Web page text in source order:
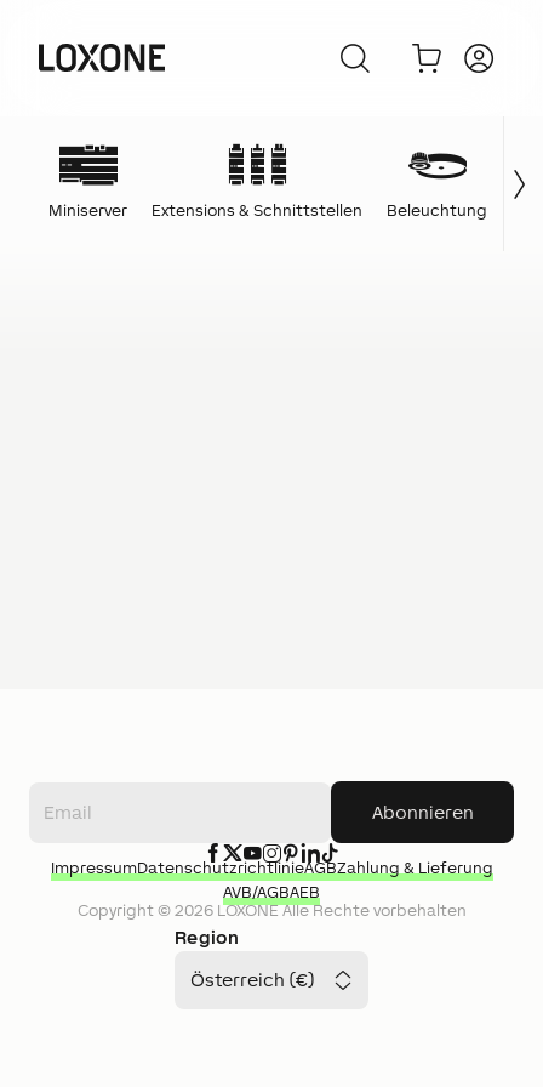
Miniserver Extensions & Schnittstellen Beleuchtung
Abonnieren
Region
Österreich (€)
Copyright © 2026LOXONEAlle Rechte vorbehalten
ImpressumDatenschutzrichtlinieAGBZahlung & Lieferung
AVB/AGBAEB